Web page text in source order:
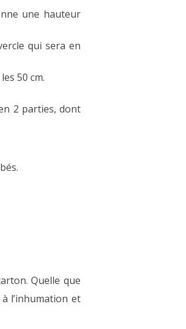
une hauteur
qui sera en
50 cm.
2 parties, dont
Quelle que
l’inhumation et